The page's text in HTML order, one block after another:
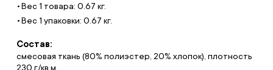
Вес 1 товара: 0.67 кг.
Вес 1 упаковки: 0.67 кг.
Состав:
смесовая ткань (80% полиэстер, 20% хлопок), плотность
230 г/кв.м.